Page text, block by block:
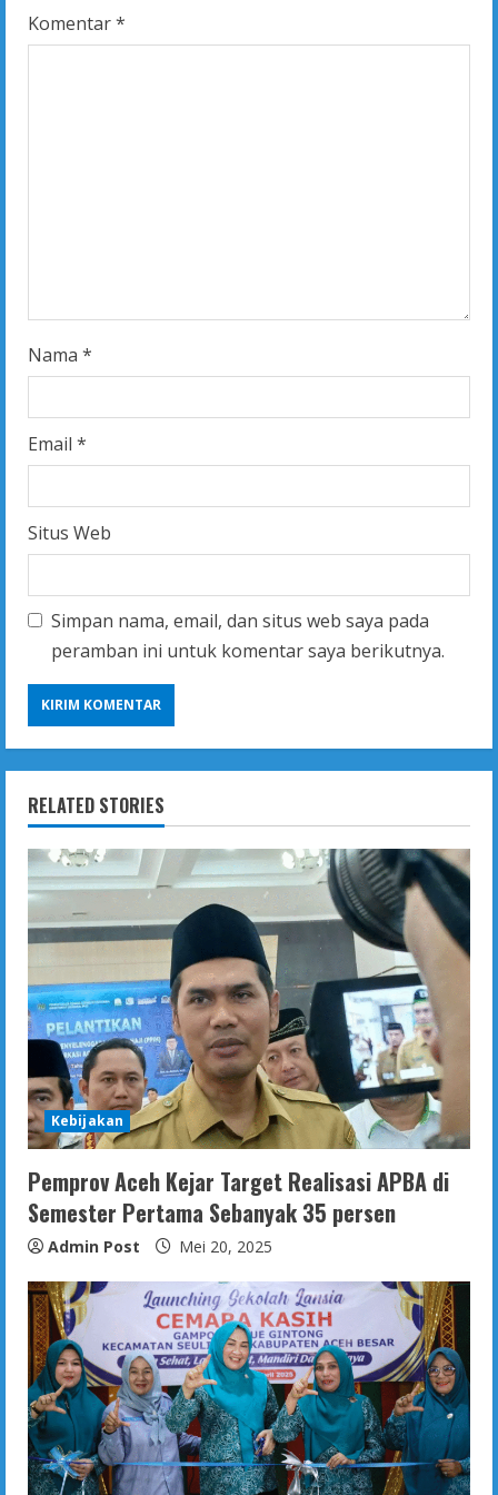
Komentar*
Nama *
Email *
Situs Web
Simpan nama, email, dan situs web saya pada
peramban ini untuk komentar saya berikutnya.
RELATED STORIES
Kebijakan
Pemprov Aceh Kejar Target Realisasi APBA di
Semester Pertama Sebanyak 35 persen
Admin Post Mei 20, 2025